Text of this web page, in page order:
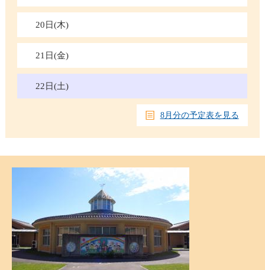
20日(木)
21日(金)
22日(土)
8月分の予定表を見る